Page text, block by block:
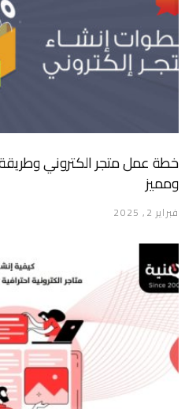
خطة عمل متجر الكتروني
ومميز
فبراير 2, 2025